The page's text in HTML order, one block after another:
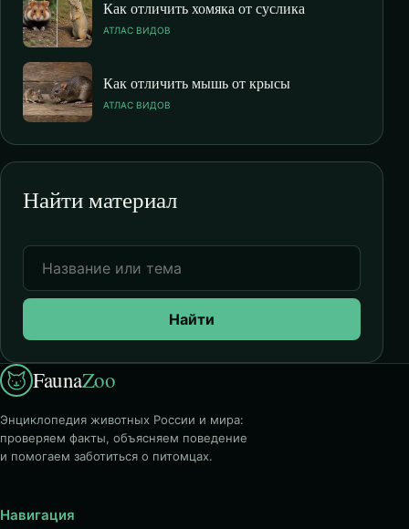
Как отличить хомяка от суслика
АТЛАС ВИДОВ
Как отличить мышь от крысы
АТЛАС ВИДОВ
Найти материал
Найти
FaunaZoo
Энциклопедия животных России и мира:
проверяем факты, объясняем поведение
и помогаем заботиться о питомцах.
Навигация